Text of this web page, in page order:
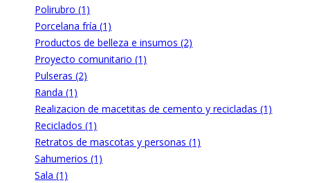
Polirubro (1)
Porcelana fría (1)
Productos de belleza e insumos (2)
Proyecto comunitario (1)
Pulseras (2)
Randa (1)
Realizacion de macetitas de cemento y recicladas (1)
Reciclados (1)
Retratos de mascotas y personas (1)
Sahumerios (1)
Sala (1)